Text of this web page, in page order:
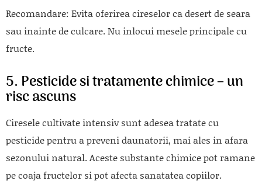
Recomandare: Evita oferirea cireselor ca desert de seara
sau inainte de culcare. Nu inlocui mesele principale cu
fructe.
5. Pesticide si tratamente chimice – un
risc ascuns
Ciresele cultivate intensiv sunt adesea tratate cu
pesticide pentru a preveni daunatorii, mai ales in afara
sezonului natural. Aceste substante chimice pot ramane
pe coaja fructelor si pot afecta sanatatea copiilor.